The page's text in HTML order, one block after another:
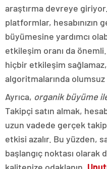
araştırma devreye
platformlar, hesabınızın
büyümesine yardımcı
etkileşim oranı da
hiçbir etkileşim
algoritmalarında olumsuz
Ayrıca, organik büyüme
Takipçi satın almak,
uzun vadede gerçek
etkisi azalır. Bu yüzden,
başlangıç noktası olarak